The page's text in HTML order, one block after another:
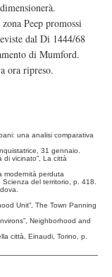
Peep promossi
dal Di 1444/68
di Mumford.
ora ripreso.
una analisi comparativa
31 gennaio.
di vicinato”, La città
modernità perduta
Scienza del territorio, p. 418.
Unit”, The Town Panning
Neighborhood and
città, Einaudi, Torino, p.